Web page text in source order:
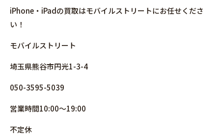
iPhone・iPadの買取はモバイルストリートにお任せくださ
い！
モバイルストリート
埼玉県熊谷市円光1-3-4
050-3595-5039
営業時間10:00～19:00
不定休